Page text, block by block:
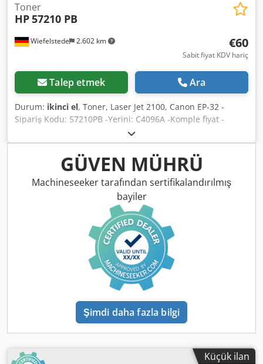
Wiefelstede 2.602 km
Toner
HP57210 PB
€60
Sabit fiyat KDV hariç
Talep etmek Ara
Durum: ikinci el, Toner, Laser Jet 2100, Canon EP-32 -
Sipariş Kodu: 57210PB -Yerini: C4096A -Komple fiyat -
Ağırlık: 4 kg Cedpfxsb N E E Eo Adwerf
GÜVEN MÜHRÜ
Machineseeker tarafından sertifikalandırılmış
bayiler
Şimdi daha fazla bilgi
Küçük ilan